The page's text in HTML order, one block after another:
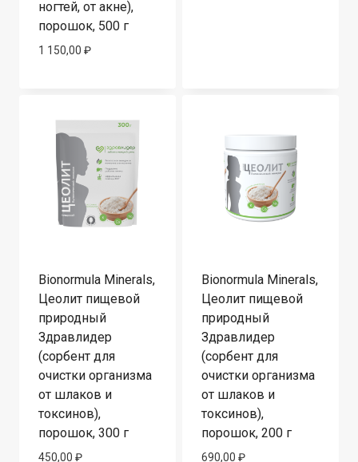
ногтей, от акне),
порошок, 500 г
1 150,00 ₽
Bionormula Minerals,
Цеолит пищевой
природный
Здравлидер
(сорбент для
очистки организма
от шлаков и
токсинов),
порошок, 300 г
450,00 ₽
Bionormula Minerals,
Цеолит пищевой
природный
Здравлидер
(сорбент для
очистки организма
от шлаков и
токсинов),
порошок, 200 г
690,00 ₽